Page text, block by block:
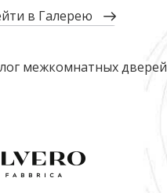
в Галерею
межкомнатных дверей